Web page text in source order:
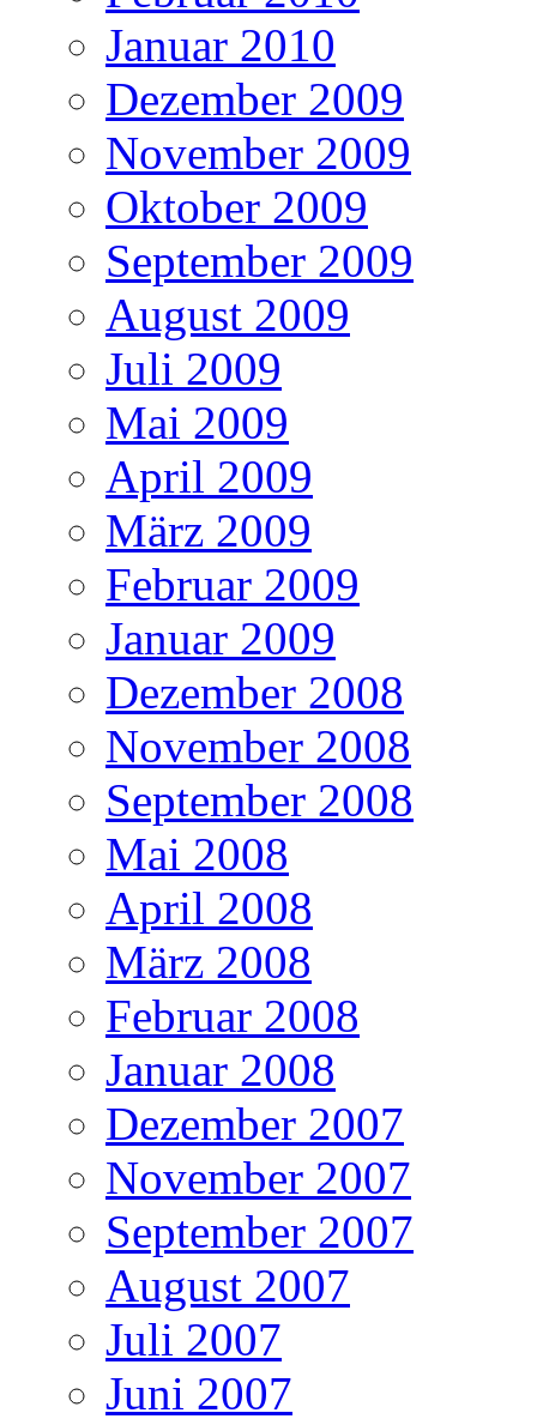
Januar 2010
Dezember 2009
November 2009
Oktober 2009
September 2009
August 2009
Juli 2009
Mai 2009
April 2009
März 2009
Februar 2009
Januar 2009
Dezember 2008
November 2008
September 2008
Mai 2008
April 2008
März 2008
Februar 2008
Januar 2008
Dezember 2007
November 2007
September 2007
August 2007
Juli 2007
Juni 2007